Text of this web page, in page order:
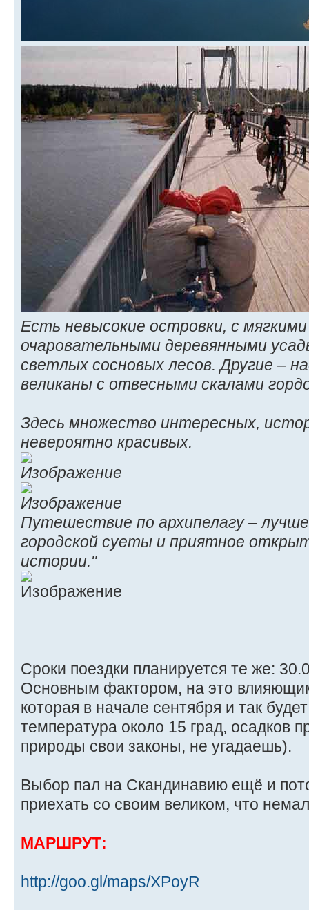
Есть невысокие островки, с
очаровательными деревянными
светлых сосновых лесов. Другие –
великаны с отвесными скалами
Здесь множество интересных,
невероятно красивых.
Путешествие по архипелагу –
городской суеты и приятное
истории."
Сроки поездки планируется те же:
Основным фактором, на это
которая в начале сентября и так
температура около 15 град, осадков
природы свои законы, не угадаешь).
Выбор пал на Скандинавию ещё и
приехать со своим великом, что
МАРШРУТ:
http://goo.gl/maps/XPoyR